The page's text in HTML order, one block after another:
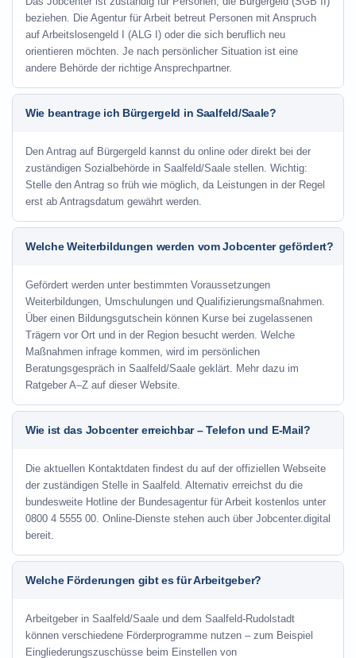
beziehen. Die Agentur für Arbeit betreut Personen mit Anspruch
auf Arbeitslosengeld I (ALG I) oder die sich beruflich neu
orientieren möchten. Je nach persönlicher Situation ist eine
andere Behörde der richtige Ansprechpartner.
Wie beantrage ich Bürgergeld in Saalfeld/Saale?
Den Antrag auf Bürgergeld kannst du online oder direkt bei der
zuständigen Sozialbehörde in Saalfeld/Saale stellen. Wichtig:
Stelle den Antrag so früh wie möglich, da Leistungen in der Regel
erst ab Antragsdatum gewährt werden.
Welche Weiterbildungen werden vom Jobcenter gefördert?
Gefördert werden unter bestimmten Voraussetzungen
Weiterbildungen, Umschulungen und Qualifizierungsmaßnahmen.
Über einen Bildungsgutschein können Kurse bei zugelassenen
Trägern vor Ort und in der Region besucht werden. Welche
Maßnahmen infrage kommen, wird im persönlichen
Beratungsgespräch in Saalfeld/Saale geklärt. Mehr dazu im
Ratgeber A–Z auf dieser Website.
Wie ist das Jobcenter erreichbar – Telefon und E-Mail?
Die aktuellen Kontaktdaten findest du auf der offiziellen Webseite
der zuständigen Stelle in Saalfeld. Alternativ erreichst du die
bundesweite Hotline der Bundesagentur für Arbeit kostenlos unter
0800 4 5555 00. Online-Dienste stehen auch über Jobcenter.digital
bereit.
Welche Förderungen gibt es für Arbeitgeber?
Arbeitgeber in Saalfeld/Saale und dem Saalfeld-Rudolstadt
können verschiedene Förderprogramme nutzen – zum Beispiel
Eingliederungszuschüsse beim Einstellen von